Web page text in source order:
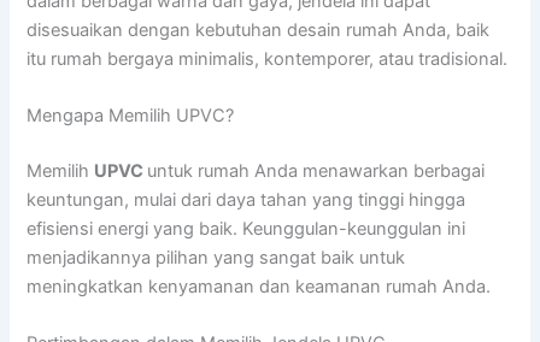
disesuaikan dengan kebutuhan desain rumah Anda, baik
itu rumah bergaya minimalis, kontemporer, atau tradisional.
Mengapa Memilih UPVC?
Memilih UPVC untuk rumah Anda menawarkan berbagai
keuntungan, mulai dari daya tahan yang tinggi hingga
efisiensi energi yang baik. Keunggulan-keunggulan ini
menjadikannya pilihan yang sangat baik untuk
meningkatkan kenyamanan dan keamanan rumah Anda.